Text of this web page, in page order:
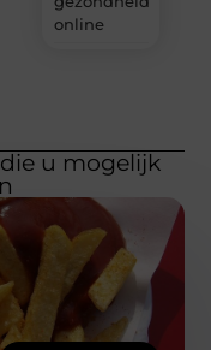
online
die u mogelijk